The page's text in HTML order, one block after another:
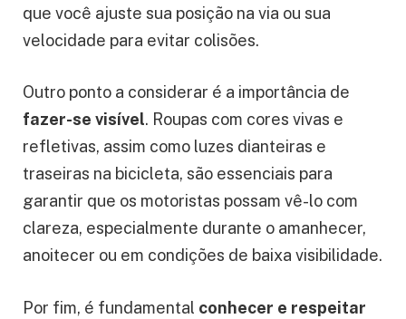
que você ajuste sua posição na via ou sua
velocidade para evitar colisões.
Outro ponto a considerar é a importância de
fazer-se visível. Roupas com cores vivas e
refletivas, assim como luzes dianteiras e
traseiras na bicicleta, são essenciais para
garantir que os motoristas possam vê-lo com
clareza, especialmente durante o amanhecer,
anoitecer ou em condições de baixa visibilidade.
Por fim, é fundamental conhecer e respeitar